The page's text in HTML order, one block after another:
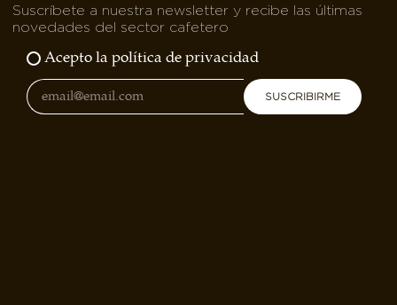
Suscríbete a nuestra newsletter y recibe las últimas
novedades del sector cafetero
Acepto la política de privacidad
SUSCRIBIRME